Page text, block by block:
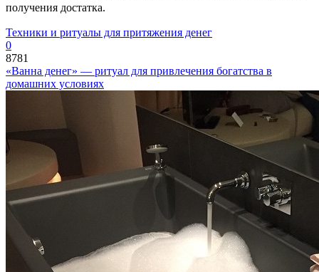
получения достатка.
Техники и ритуалы для притяжения денег
0
8781
«Ванна денег» — ритуал для привлечения богатства в
домашних условиях